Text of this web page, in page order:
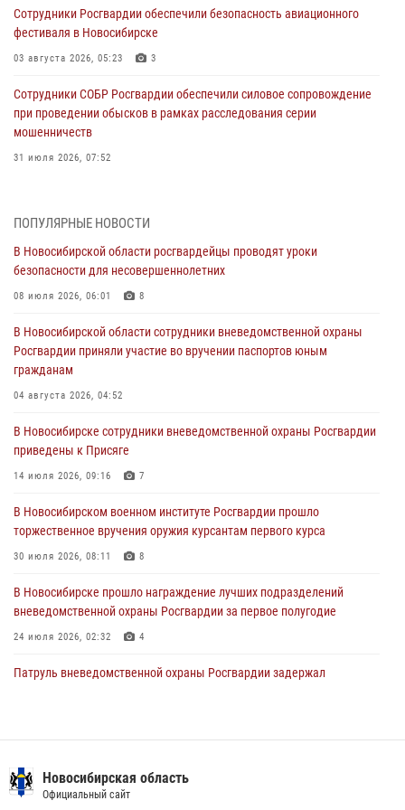
Сотрудники Росгвардии обеспечили безопасность авиационного
фестиваля в Новосибирске
03 августа 2026, 05:23 3
Сотрудники СОБР Росгвардии обеспечили силовое сопровождение
при проведении обысков в рамках расследования серии
мошенничеств
31 июля 2026, 07:52
При силовой поддержке бойцов ОМОН и СОБР Росгвардии
пресечена деятельность группы лиц, причастных к мошенничеству
29 июля 2026, 05:19
В Новосибирске сотрудниками вневедомственной охраны
Росгвардии задержан гражданин, находящийся в розыске
В Новосибирске военнослужащие отряда спецназа «Ермак»
Росгвардии провели занятия по беспарашютному десантированию
В Новосибирске военнослужащие Росгвардии почтили память детей
– жертв войны в Донбассе
ПОПУЛЯРНЫЕ НОВОСТИ
В Новосибирской области росгвардейцы проводят уроки
безопасности для несовершеннолетних
08 июля 2026, 06:01 8
В Новосибирской области сотрудники вневедомственной охраны
Росгвардии приняли участие во вручении паспортов юным
гражданам
04 августа 2026, 04:52
В Новосибирске сотрудники вневедомственной охраны Росгвардии
приведены к Присяге
14 июля 2026, 09:16 7
В Новосибирском военном институте Росгвардии прошло
торжественное вручения оружия курсантам первого курса
30 июля 2026, 08:11 8
В Новосибирске прошло награждение лучших подразделений
вневедомственной охраны Росгвардии за первое полугодие
24 июля 2026, 02:32 4
Патруль вневедомственной охраны Росгвардии задержал
Росгвардии задержаны лица, находящихся в розыске
13 июля 2026, 05:32
Новосибирская область
Официальный сайт